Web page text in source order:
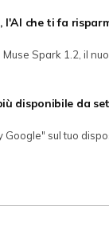
l'AI che ti fa
Spark 1.2, il
disponibile da
Google" sul tuo